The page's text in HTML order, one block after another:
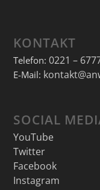
KONTAKT
Telefon: 0221 –
E-Mail:
SOCIAL
YouTube
Twitter
Facebook
Instagram